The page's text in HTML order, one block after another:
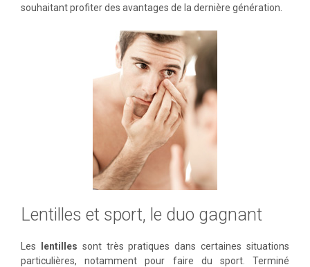
souhaitant profiter des avantages de la dernière génération.
Lentilles et sport, le duo gagnant
Les lentilles sont très pratiques dans certaines situations
particulières, notamment pour faire du sport. Terminé